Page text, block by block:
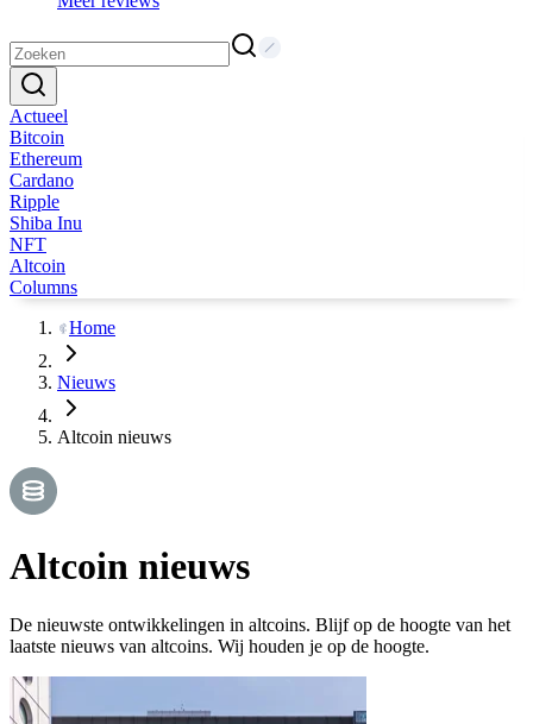
Actueel
Bitcoin
Ethereum
Cardano
Ripple
Shiba Inu
NFT
Altcoin
Columns
Home
Nieuws
Altcoin nieuws
Altcoin nieuws
De nieuwste ontwikkelingen in altcoins. Blijf op de hoogte van het
laatste nieuws van altcoins. Wij houden je op de hoogte.